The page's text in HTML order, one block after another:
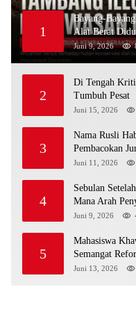
1
Bayang-
Alat Berat
Juni 9, 2026
2
Di Tengah
Tumbuh Pesat
Juni 15, 2026
3
Nama Rusli
Pembacokan
Juni 11, 2026
4
Sebulan
Mana Arah
Juni 9, 2026
5
Mahasiswa
Semangat
Juni 13, 2026